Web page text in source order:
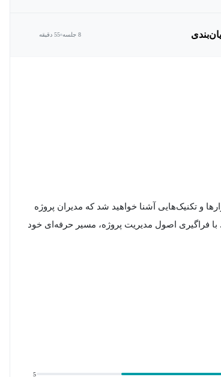
8 جلسه 55 دقیقه
و تکنیک‌هایی آشنا خواهید شد که مدیران پروژه
فراگیری اصول مدیریت پروژه، مسیر حرفه‌ای خود
5